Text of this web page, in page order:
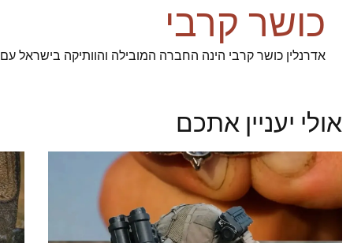
כושר קרבי
אדרנלין כושר קרבי הינה החברה המובילה והוותיקה בישראל עם 93% הצלחה בגיוס מועמדינו לשירות ביחידות העלית הצהליות
אולי יעניין אתכם